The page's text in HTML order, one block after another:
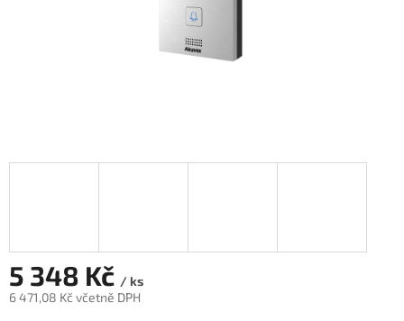
5 348 Kč / ks
6 471,08 Kč včetně DPH